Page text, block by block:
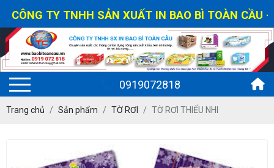
CÔNG TY TNHH SẢN XUẤT IN BAO BÌ TOÀN CẦU -
0919072818
Trang chủ Sản phẩm TỜ RƠI TỜ RƠI THIẾU NHI